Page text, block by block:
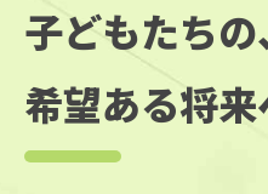
子どもたちの
希望ある将来